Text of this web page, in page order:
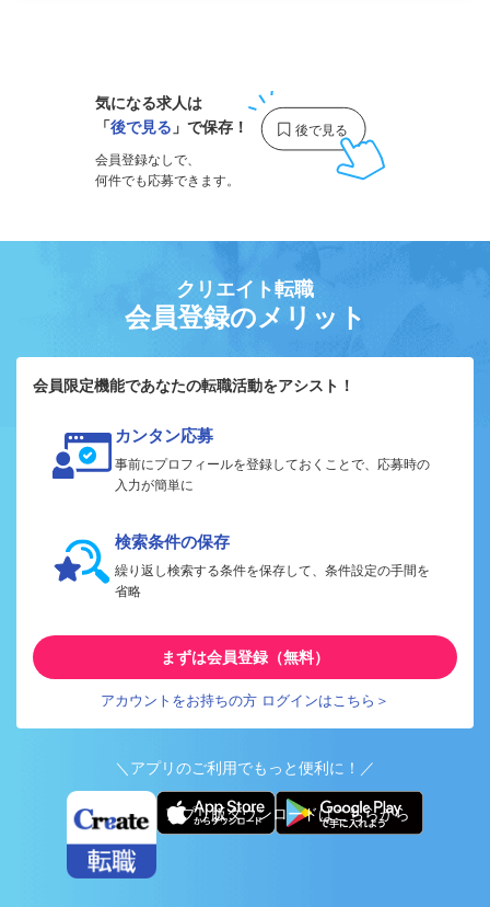
気になる求人は
「後で見る 」で保存！
会員登録なしで、
何件でも応募できます。
クリエイト転職
会員登録のメリット
会員限定機能であなたの転職活動をアシスト！
カンタン応募
事前にプロフィールを登録しておくことで、応募時の
入力が簡単に
検索条件の保存
繰り返し検索する条件を保存して、条件設定の手間を
省略
まずは会員登録（無料）
アカウントをお持ちの方 ログインはこちら＞
＼アプリのご利用でもっと便利に！／
アプリ版ダウンロードはこちらから